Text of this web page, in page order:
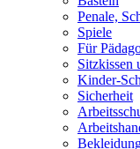
Penale,
Spiele
Für
Sitzkissen
Kinder-
Sicherheit